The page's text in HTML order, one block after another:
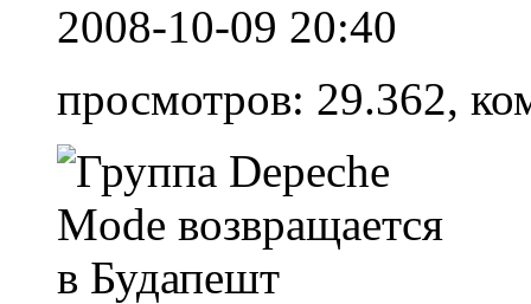
2008-10-09 20:40
просмотров: 29.362,